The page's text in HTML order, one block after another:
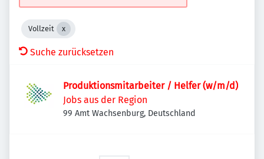
Vollzeit
Suche zurücksetzen
Produktionsmitarbeiter / Helfer (w/m/d)
Jobs aus der Region
99 Amt Wachsenburg, Deutschland